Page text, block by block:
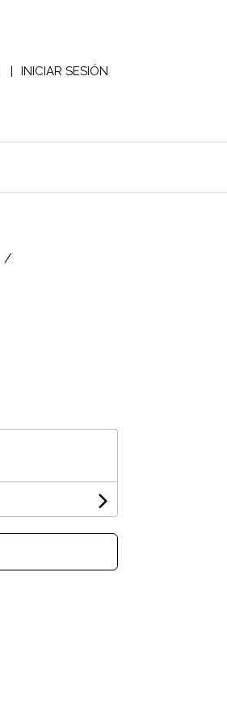
INICIAR SESIÓN